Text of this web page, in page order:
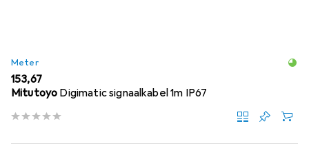
Meter
EUR
153,67
Mitutoyo Digimatic signaalkabel 1m IP67